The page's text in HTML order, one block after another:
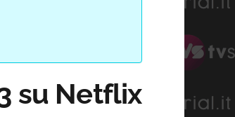
su Netflix